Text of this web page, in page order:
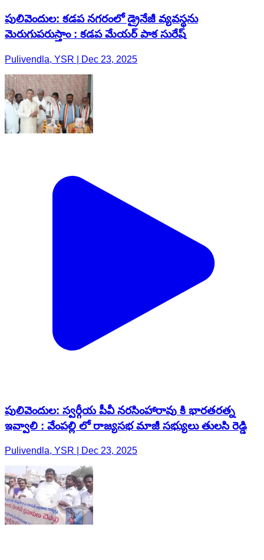
పులివెందుల: కడప నగరంలో డ్రైనేజీ వ్యవస్థను
మెరుగుపరుస్తాం : కడప మేయర్ పాక సురేష్
Pulivendla, YSR | Dec 23, 2025
పులివెందుల: స్వర్గీయ పీవీ నరసింహారావు కి భారతరత్న
ఇవ్వాలి : వేంపల్లి లో రాజ్యసభ మాజీ సభ్యులు తులసి రెడ్డి
Pulivendla, YSR | Dec 23, 2025